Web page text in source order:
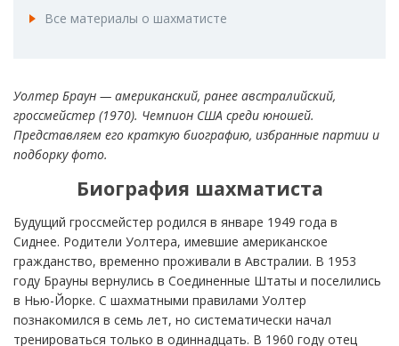
Все материалы о шахматисте
Уолтер Браун — американский, ранее австралийский,
гроссмейстер (1970). Чемпион США среди юношей.
Представляем его краткую биографию, избранные партии и
подборку фото.
Биография шахматиста
Будущий гроссмейстер родился в январе 1949 года в
Сиднее. Родители Уолтера, имевшие американское
гражданство, временно проживали в Австралии. В 1953
году Брауны вернулись в Соединенные Штаты и поселились
в Нью-Йорке. С шахматными правилами Уолтер
познакомился в семь лет, но систематически начал
тренироваться только в одиннадцать. В 1960 году отец